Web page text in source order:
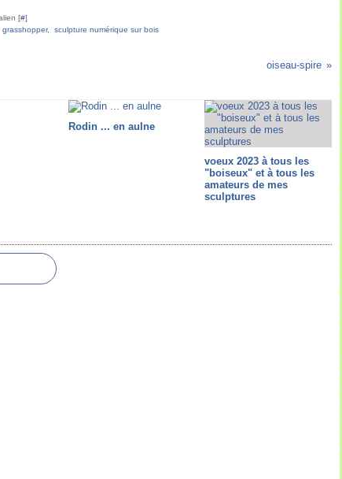
[#]
grasshopper, sculpture numérique sur bois
oiseau-spire
Rodin ... en aulne
voeux 2023 à tous les
"boiseux" et à tous les
amateurs de mes
sculptures